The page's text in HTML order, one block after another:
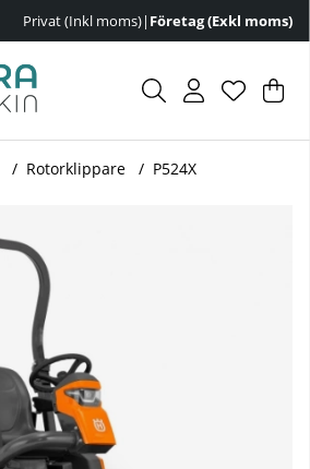
Privat (Inkl moms)| Företag (Exkl moms)
.
Rotorklippare P524X